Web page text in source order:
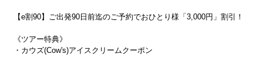
【e割90】ご出発90日前迄のご予約でおひとり様「3,000円」割引！
《ツアー特典》
・カウズ(Cow's)アイスクリームクーポン